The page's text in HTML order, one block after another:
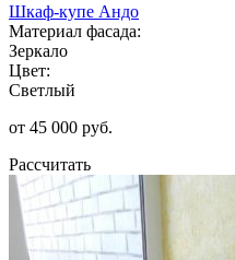
Шкаф-купе Андо
Материал фасада:
Зеркало
Цвет:
Светлый
от 45 000 руб.
Рассчитать